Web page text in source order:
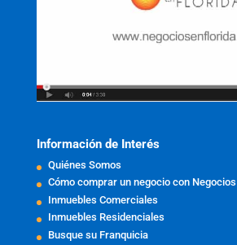
Información de Interés
Quiénes Somos
Cómo comprar un negocio con
Inmuebles Comerciales
Inmuebles Residenciales
Busque su Franquicia